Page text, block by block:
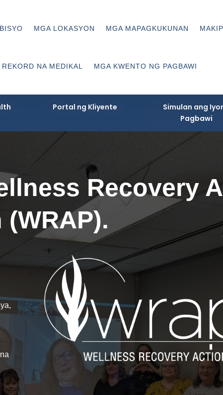
MGA LOKASYON MGA MAPAGKUKUNAN
REKORD NA MEDIKAL MGA KWENTO NG PAGBAWI
Portal ng Kliyente
Simulan ang
Pagbawi
Recovery
(WRAP).